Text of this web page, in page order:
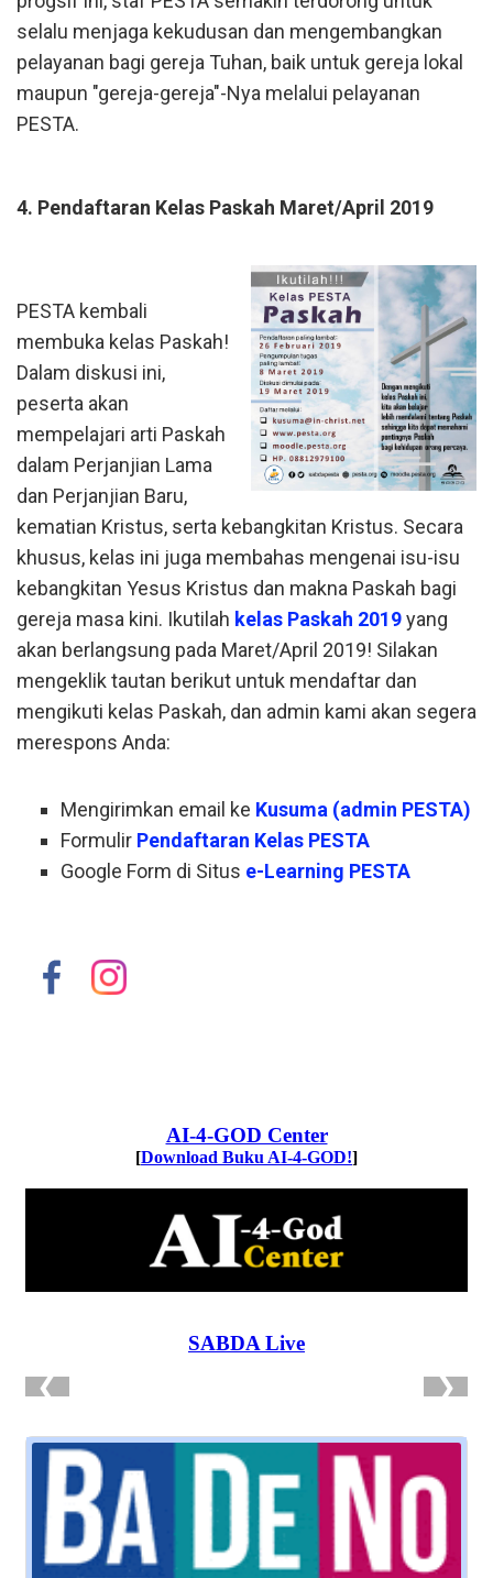
selalu menjaga kekudusan dan mengembangkan
pelayanan bagi gereja Tuhan, baik untuk gereja lokal
maupun "gereja-gereja"-Nya melalui pelayanan
PESTA.
4. Pendaftaran Kelas Paskah Maret/April 2019
PESTA kembali
membuka kelas Paskah!
Dalam diskusi ini,
peserta akan
mempelajari arti Paskah
dalam Perjanjian Lama
dan Perjanjian Baru,
kematian Kristus, serta kebangkitan Kristus. Secara
khusus, kelas ini juga membahas mengenai isu-isu
kebangkitan Yesus Kristus dan makna Paskah bagi
gereja masa kini. Ikutilah kelas Paskah 2019yang
akan berlangsung pada Maret/April 2019! Silakan
mengeklik tautan berikut untuk mendaftar dan
mengikuti kelas Paskah, dan admin kami akan segera
merespons Anda:
Mengirimkan email ke Kusuma (admin PESTA)
Formulir Pendaftaran Kelas PESTA
Google Form di Situs e-Learning PESTA